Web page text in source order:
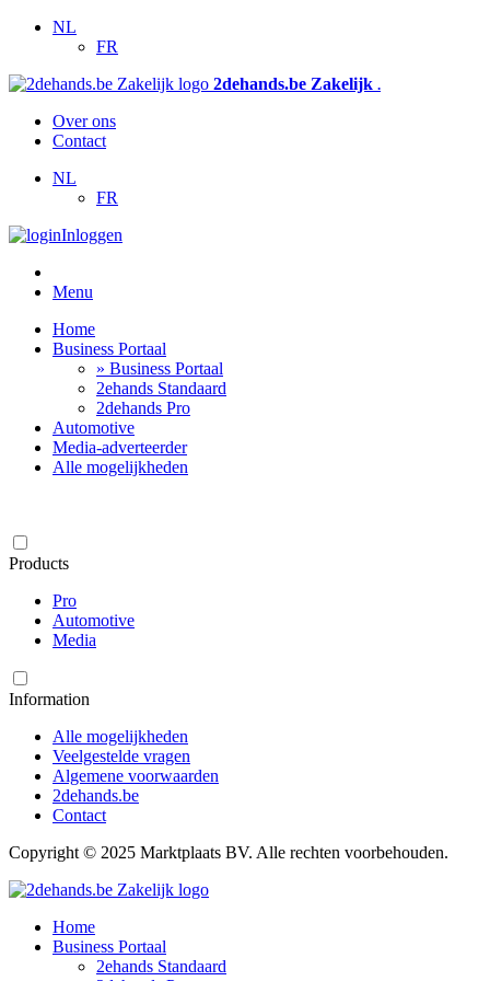
NL
FR
2dehands.be Zakelijk .
Over ons
Contact
NL
FR
Inloggen
Menu
Home
Business Portaal
» Business Portaal
2ehands Standaard
2dehands Pro
Automotive
Media-adverteerder
Alle mogelijkheden
Products
Pro
Automotive
Media
Information
Alle mogelijkheden
Veelgestelde vragen
Algemene voorwaarden
2dehands.be
Contact
Copyright © 2025 Marktplaats BV. Alle rechten voorbehouden.
Home
Business Portaal
2ehands Standaard